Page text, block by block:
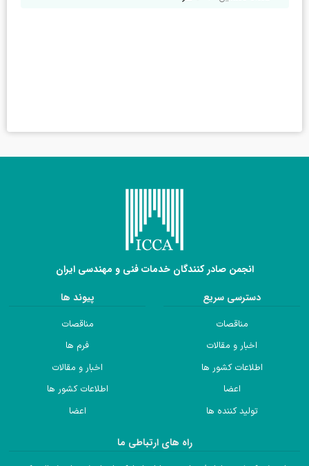
انجمن صادر کنندگان خدمات فنی و مهندسی ایران
دسترسی سریع
مناقصات
اخبار و مقالات
اطلاعات کشور ها
اعضا
تولید کننده ها
پیوند ها
مناقصات
فرم ها
اخبار و مقالات
اطلاعات کشور ها
اعضا
راه های ارتباطی ما